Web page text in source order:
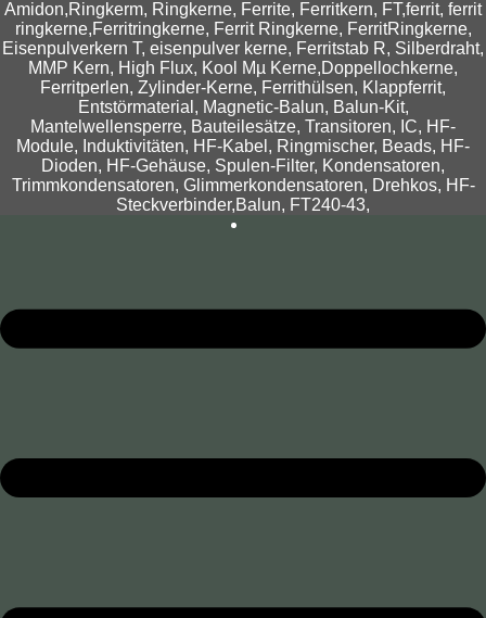
Amidon,Ringkerm, Ringkerne, Ferrite, Ferritkern, FT,ferrit, ferrit
ringkerne,Ferritringkerne, Ferrit Ringkerne, FerritRingkerne,
Eisenpulverkern T, eisenpulver kerne, Ferritstab R, Silberdraht,
MMP Kern, High Flux, Kool Mµ Kerne,Doppellochkerne,
Ferritperlen, Zylinder-Kerne, Ferrithülsen, Klappferrit,
Entstörmaterial, Magnetic-Balun, Balun-Kit,
Mantelwellensperre, Bauteilesätze, Transitoren, IC, HF-
Module, Induktivitäten, HF-Kabel, Ringmischer, Beads, HF-
Dioden, HF-Gehäuse, Spulen-Filter, Kondensatoren,
Trimmkondensatoren, Glimmerkondensatoren, Drehkos, HF-
Steckverbinder,Balun, FT240-43,